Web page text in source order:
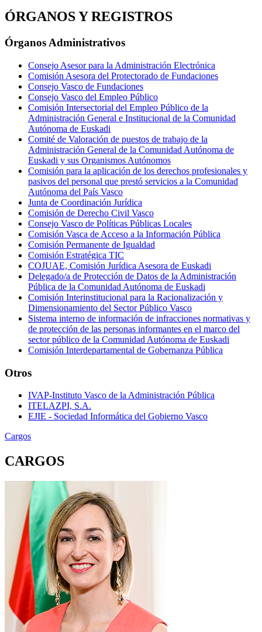
ÓRGANOS Y REGISTROS
Órganos Administrativos
Consejo Asesor para la Administración Electrónica
Comisión Asesora del Protectorado de Fundaciones
Consejo Vasco de Fundaciones
Consejo Vasco del Empleo Público
Comisión Intersectorial del Empleo Público de la
Administración General e Institucional de la Comunidad
Autónoma de Euskadi
Comité de Valoración de puestos de trabajo de la
Administración General de la Comunidad Autónoma de
Euskadi y sus Organismos Autónomos
Comisión para la aplicación de los derechos profesionales y
pasivos del personal que prestó servicios a la Comunidad
Autónoma del País Vasco
Junta de Coordinación Jurídica
Comisión de Derecho Civil Vasco
Consejo Vasco de Políticas Públicas Locales
Comisión Vasca de Acceso a la Información Pública
Comisión Permanente de Igualdad
Comisión Estratégica TIC
COJUAE, Comisión Jurídica Asesora de Euskadi
Delegado/a de Protección de Datos de la Administración
Pública de la Comunidad Autónoma de Euskadi
Comisión Interinstitucional para la Racionalización y
Dimensionamiento del Sector Público Vasco
Sistema interno de información de infracciones normativas y
de protección de las personas informantes en el marco del
sector público de la Comunidad Autónoma de Euskadi
Comisión Interdepartamental de Gobernanza Pública
Otros
IVAP-Instituto Vasco de la Administración Pública
ITELAZPI, S.A.
EJIE - Sociedad Informática del Gobierno Vasco
Cargos
CARGOS